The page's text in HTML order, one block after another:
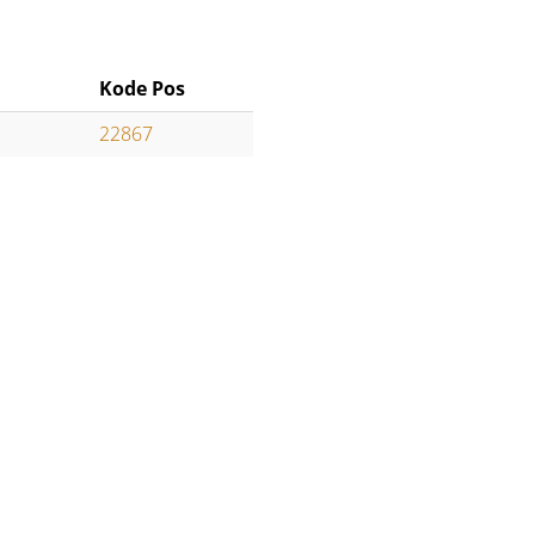
Kode Pos
22867